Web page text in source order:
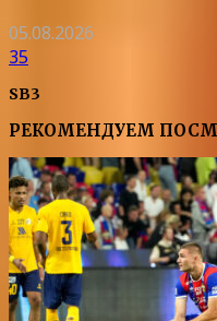
05.08.2026
35
SB3
РЕКОМЕНДУЕМ